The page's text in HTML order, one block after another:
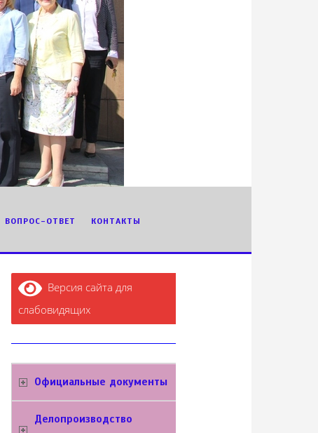
ВОПРОС-ОТВЕТ КОНТАКТЫ
Версия сайта для
слабовидящих
Официальные документы
Делопроизводство